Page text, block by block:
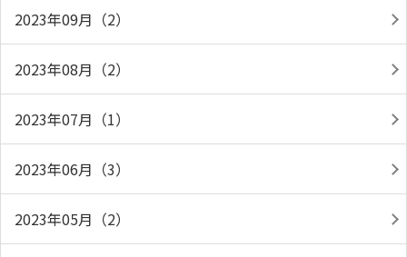
2023年09月（2）
2023年08月（2）
2023年07月（1）
2023年06月（3）
2023年05月（2）